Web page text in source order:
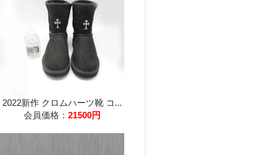
2022新作 クロムハーツ靴 コ...
会員価格： 21500円